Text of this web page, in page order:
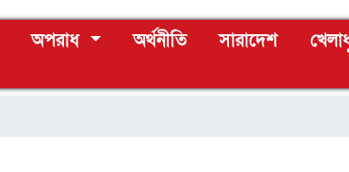
অপরাধ অর্থনীতি সারাদেশ